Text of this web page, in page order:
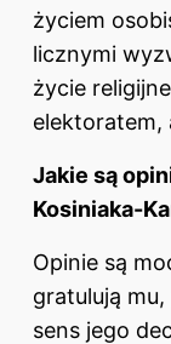
życiem
licznymi
życie
elektoratem,
Jakie są
Kosiniaka-
Opinie są
gratulują
sens jego